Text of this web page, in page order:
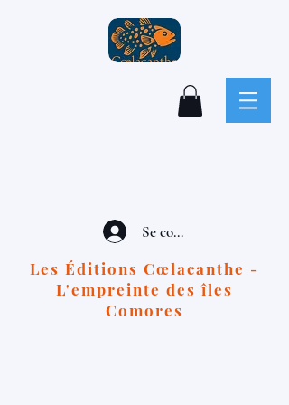
Se connecter
Les Éditions Cœlacanthe -
L'empreinte des îles
Comores